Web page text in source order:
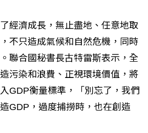
經濟成長，無止盡地、任意地取
不只造成氣候和自然危機，同時
聯合國秘書長古特雷斯表示，全
污染和浪費、正視環境價值，將
GDP衡量標準，「別忘了，我們
GDP，過度捕撈時，也在創造